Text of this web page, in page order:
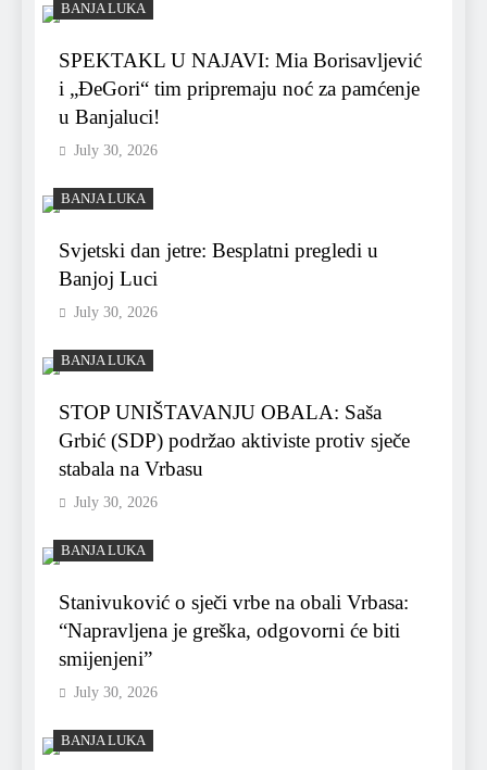
BANJA LUKA
SPEKTAKL U NAJAVI: Mia Borisavljević
i „ĐeGori“ tim pripremaju noć za pamćenje
u Banjaluci!
July 30, 2026
BANJA LUKA
Svjetski dan jetre: Besplatni pregledi u
Banjoj Luci
July 30, 2026
BANJA LUKA
STOP UNIŠTAVANJU OBALA: Saša
Grbić (SDP) podržao aktiviste protiv sječe
stabala na Vrbasu
July 30, 2026
BANJA LUKA
Stanivuković o sječi vrbe na obali Vrbasa:
“Napravljena je greška, odgovorni će biti
smijenjeni”
July 30, 2026
BANJA LUKA